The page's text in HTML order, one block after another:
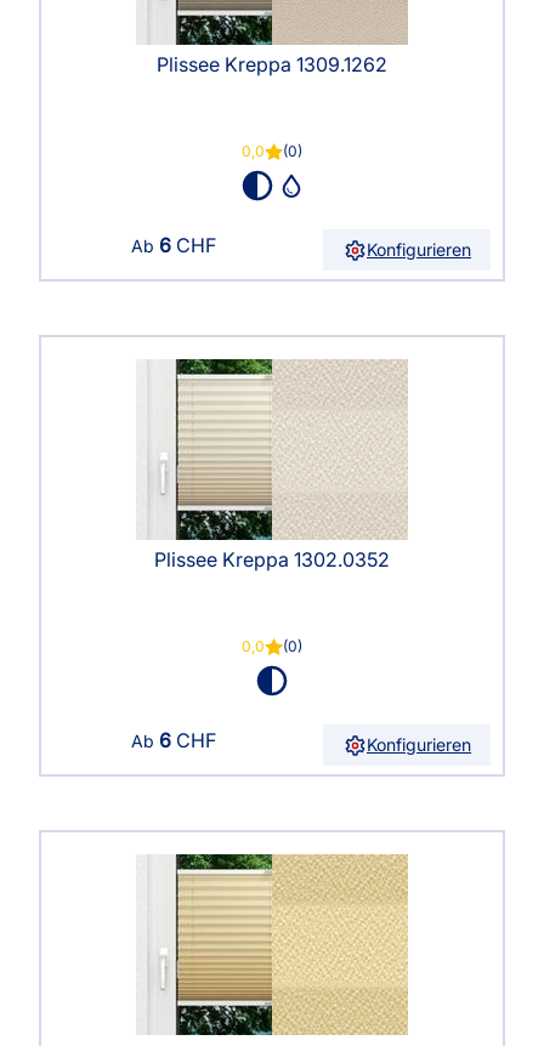
Plissee Kreppa 1309.1262
0,0 (0)
Ab 6 CHF Konfigurieren
Plissee Kreppa 1302.0352
0,0 (0)
Ab 6 CHF Konfigurieren